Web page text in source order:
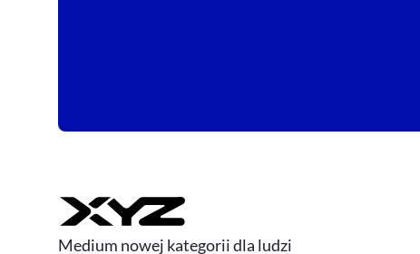
Medium nowej kategorii dla ludzi